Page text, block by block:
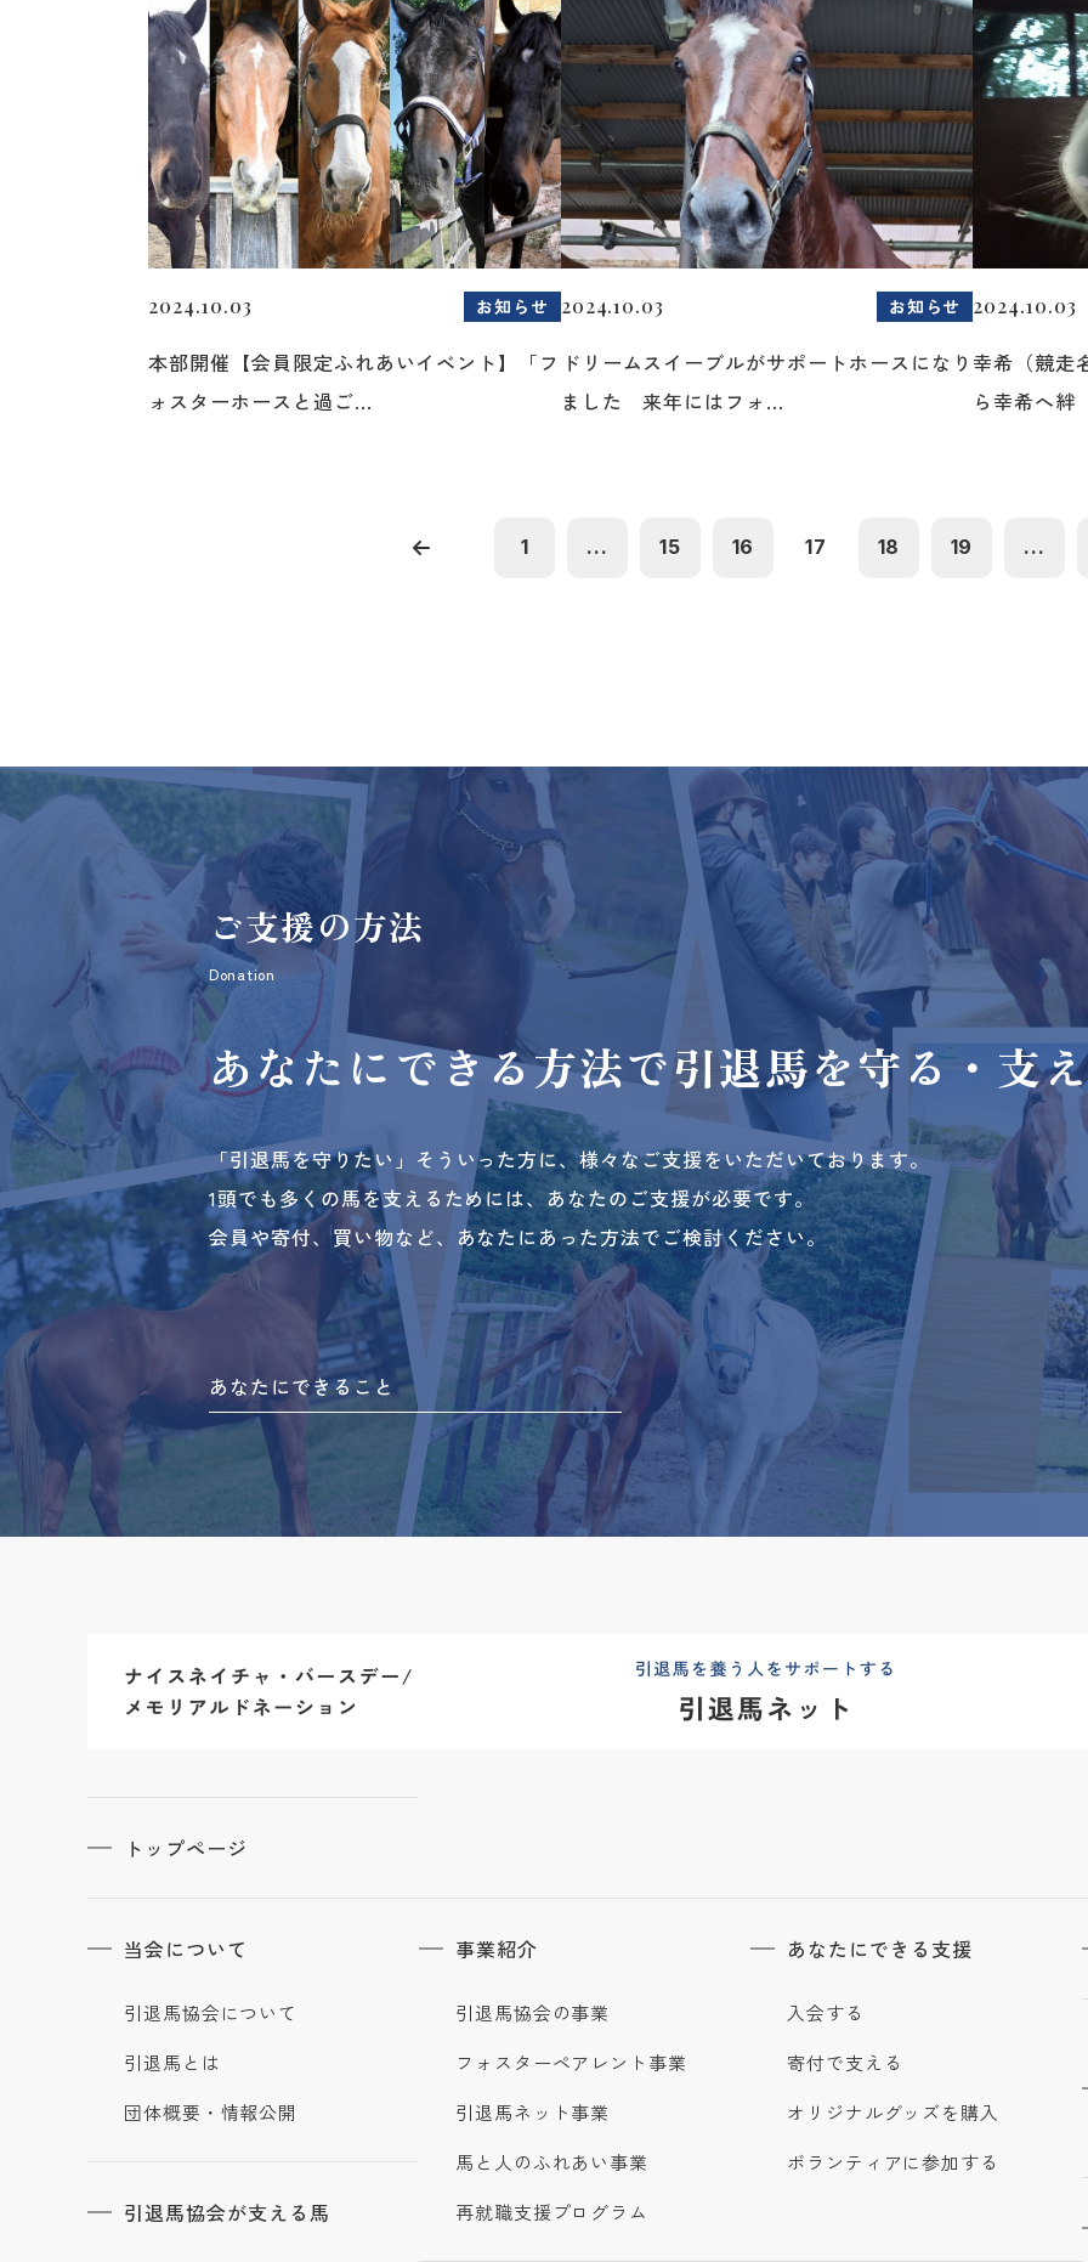
2024.10.03 お知らせ
本部開催【会員限定ふれあいイベント】「フ
ォスターホースと過ご...
2024.10.03 お知らせ
ドリームスイーブルがサポートホースになり
ました 来年にはフォ...
2024.10.03
幸希（競走
ら幸希へ絆
1 ... 15 16 17 18 19 ...
ご支援の方法
Donation
あなたにできる方法で引退馬を守る・支
「引退馬を守りたい」そういった方に、様々なご支援をいただいております。
1頭でも多くの馬を支えるためには、あなたのご支援が必要です。
会員や寄付、買い物など、あなたにあった方法でご検討ください。
あなたにできること
トップページ
当会について
引退馬協会について
引退馬とは
団体概要・情報公開
引退馬協会が支える馬
事業紹介
引退馬協会の事業
フォスターペアレント事業
引退馬ネット事業
馬と人のふれあい事業
再就職支援プログラム
あなたにできる支援
入会する
寄付で支える
オリジナルグッズを購入
ボランティアに参加する